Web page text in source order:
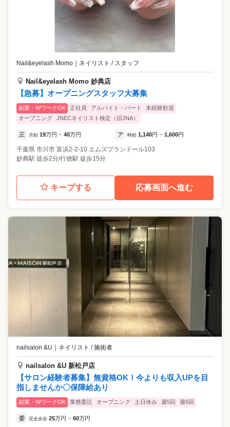
Nail&eyelash Momo ｜ ネイリスト / スタッフ
Nail&eyelash Momo 妙典店
【急募】オープニングスタッフ大募集
副業・WワークOK 正社員 アルバイト・パート
未経験歓迎
オープニング
JNECネイリスト検定（旧JNA）
正 月給 19万円 ~ 40万円 ア 時給 1,140円 ~ 1,600円
千葉県 市川市 富浜2-2-10 エムズプランドール103
妙典駅 徒歩2分/行徳駅 徒歩15分
キープする 応募画面へ進む
nailsalon &U ｜ ネイリスト / 施術者
nailsalon &U 新松戸店
【サロン経験者募集】無資格OK！今よりも収入UPを目
指しませんか〇保障給あり
副業・WワークOK 業務委託 オープニング 土日休み 週5回 週6回
委 完全歩合 25万円 ~ 60万円